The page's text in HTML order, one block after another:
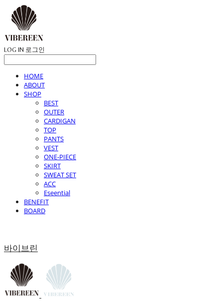
LOG IN 로그인
HOME
ABOUT
SHOP
BEST
OUTER
CARDIGAN
TOP
PANTS
VEST
ONE-PIECE
SKIRT
SWEAT SET
ACC
Eseential
BENEFIT
BOARD
바이브린